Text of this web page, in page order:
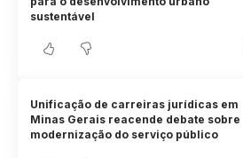
sustentável
Unificação de carreiras jurídicas em
Minas Gerais reacende debate sobre
modernização do serviço público